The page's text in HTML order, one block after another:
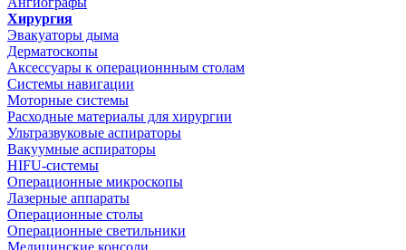
Хирургия
Эвакуаторы дыма
Дерматоскопы
Аксессуары к операционнным столам
Системы навигации
Моторные системы
Расходные материалы для хирургии
Ультразвуковые аспираторы
Вакуумные аспираторы
HIFU-системы
Операционные микроскопы
Лазерные аппараты
Операционные столы
Операционные светильники
Медицинские консоли